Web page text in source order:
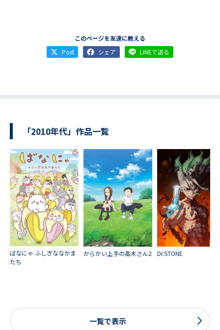
このページを友達に教える
Post
シェア LINEで送る
「2010年代」作品一覧
ばなにゃ ふしぎななかま
たち
からかい上手の高木さん2 Dr.STONE
一覧で表示